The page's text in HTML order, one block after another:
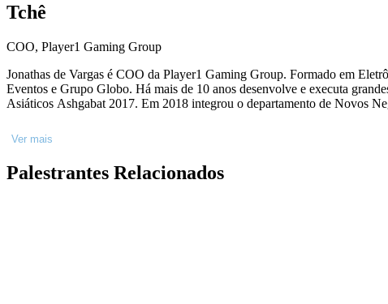
Tchê
COO, Player1 Gaming Group
Jonathas de Vargas é COO da Player1 Gaming Group. Formado em
Eventos e Grupo Globo. Há mais de 10 anos desenvolve e executa
Asiáticos Ashgabat 2017. Em 2018 integrou o departamento de Novos
Ver mais
Palestrantes Relacionados